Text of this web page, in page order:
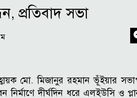
প্রতিবাদ সভা
মো. মিজানুর রহমান ভূঁইয়ার
দীর্ঘদিন ধরে এলইউসি ও